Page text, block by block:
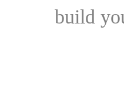
build